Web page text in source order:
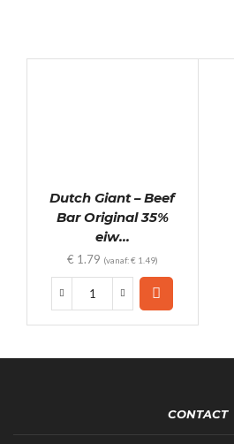
Dutch Giant – Beef
Bar Original 35%
eiw...
€ 1.79 (vanaf:€ 1.49)
Dutch
CONTACT